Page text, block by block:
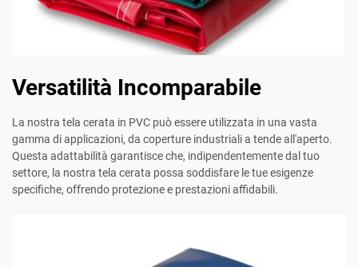
Versatilità Incomparabile
La nostra tela cerata in PVC può essere utilizzata in una vasta
gamma di applicazioni, da coperture industriali a tende all'aperto.
Questa adattabilità garantisce che, indipendentemente dal tuo
settore, la nostra tela cerata possa soddisfare le tue esigenze
specifiche, offrendo protezione e prestazioni affidabili.